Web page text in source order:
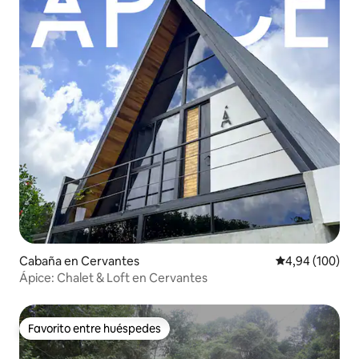
Cabaña en Cervantes Calificación
4,94 (100)
Ápice: Chalet & Loft en Cervantes
Favorito entre huéspedes
Favorito entre huéspedes